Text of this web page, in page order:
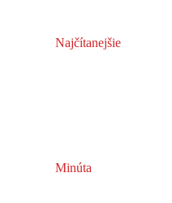
Najčítanejšie
Minúta